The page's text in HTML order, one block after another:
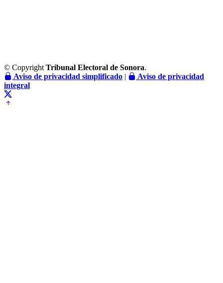
© Copyright Tribunal Electoral de Sonora.
Aviso de privacidad simplificado |
Aviso de privacidad
integral